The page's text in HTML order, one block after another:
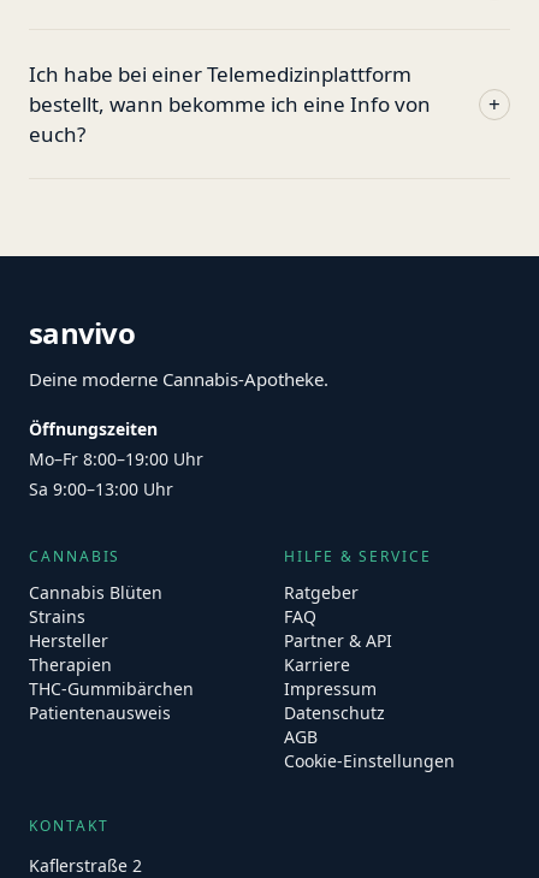
Ich habe bei einer Telemedizinplattform
bestellt, wann bekomme ich eine Info von
euch?
+
sanvivo
Deine moderne Cannabis-Apotheke.
Öffnungszeiten
Mo–Fr 8:00–19:00 Uhr
Sa 9:00–13:00 Uhr
CANNABIS
Cannabis Blüten
Strains
Hersteller
Therapien
THC-Gummibärchen
Patientenausweis
HILFE & SERVICE
Ratgeber
FAQ
Partner & API
Karriere
Impressum
Datenschutz
AGB
Cookie-Einstellungen
KONTAKT
Kaflerstraße 2